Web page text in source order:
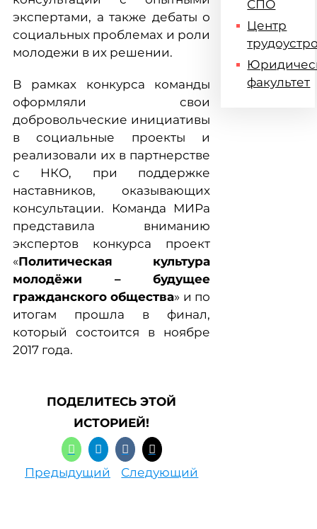
экспертами, а также дебаты о
социальных проблемах и роли
молодежи в их решении.
В рамках конкурса команды
оформляли свои
добровольческие инициативы
в социальные проекты и
реализовали их в партнерстве
с НКО, при поддержке
наставников, оказывающих
консультации. Команда МИРа
представила вниманию
экспертов конкурса проект
«Политическая культура
молодёжи – будущее
гражданского общества» и по
итогам прошла в финал,
который состоится в ноябре
2017 года.
ПОДЕЛИТЕСЬ ЭТОЙ
ИСТОРИЕЙ!
Предыдущий Следующий
СПО
Центр
факультет